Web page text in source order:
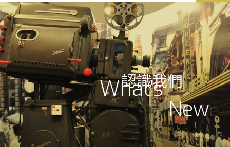
認識我們
What's
New